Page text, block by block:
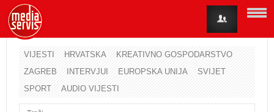
VIJESTI HRVATSKA
KREATIVNO GOSPODARSTVO
ZAGREB
INTERVJUI EUROPSKA UNIJA
SVIJET
SPORT
AUDIO VIJESTI
Korisničko ime
Lozinka